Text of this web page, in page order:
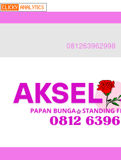
081263962998